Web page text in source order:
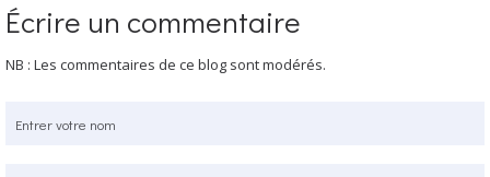
Écrire un commentaire
NB : Les commentaires de ce blog sont modérés.